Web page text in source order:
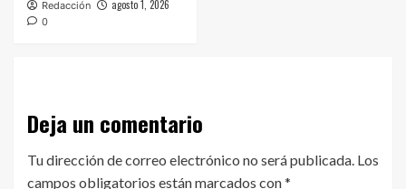
Redacción agosto 1, 2026
0
Deja un comentario
Tu dirección de correo electrónico no será publicada. Los
campos obligatorios están marcados con*